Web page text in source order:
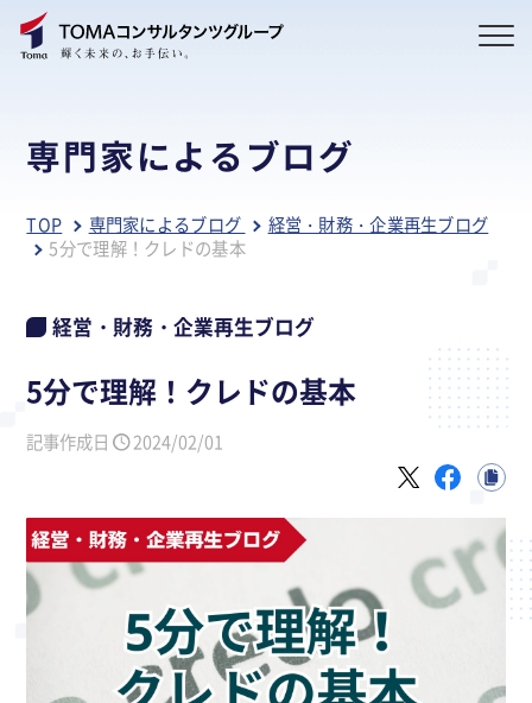
専門家によるブログ
TOP 専門家によるブログ
経営・財務・企業再生ブログ
5分で理解！クレドの基本
経営・財務・企業再生ブログ
5分で理解！クレドの基本
記事作成日 2024/02/01